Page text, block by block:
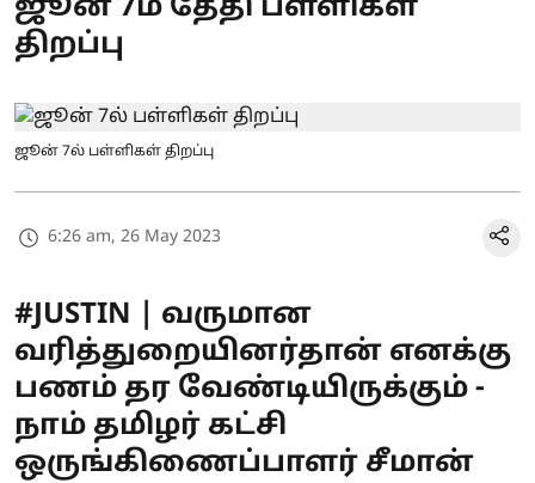
ஜூன் 7ம் தேதி பள்ளிகள்
திறப்பு
ஜூன் 7ல் பள்ளிகள் திறப்பு
6:26 am, 26 May 2023
#JUSTIN | வருமான
வரித்துறையினர்தான் எனக்கு
பணம் தர வேண்டியிருக்கும் -
நாம் தமிழர் கட்சி
ஒருங்கிணைப்பாளர் சீமான்